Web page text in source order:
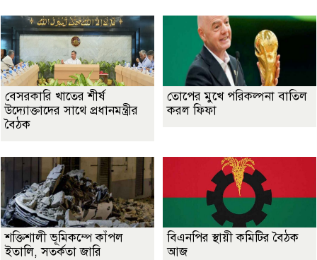
বেসরকারি খাতের শীর্ষ
উদ্যোক্তাদের সাথে প্রধানমন্ত্রীর
বৈঠক
তোপের মুখে পরিকল্পনা বাতিল
করল ফিফা
শক্তিশালী ভূমিকম্পে কাঁপল
ইতালি, সতর্কতা জারি
বিএনপির স্থায়ী কমিটির বৈঠক
আজ